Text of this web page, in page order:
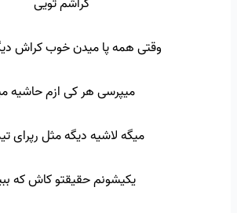
وقتی همه پا میدن خوب کراش
میپرسی هر کی ازم حاشیه
میگه لاشیه دیگه مثل رپرای
یکیشونم حقیقتو کاش که